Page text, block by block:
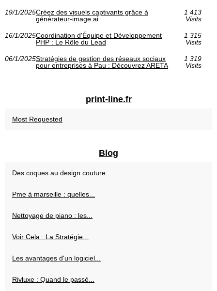
19/1/2025Créez des visuels captivants grâce à
générateur-image.ai
1 413
Visits
16/1/2025Coordination d'Équipe et Développement
PHP : Le Rôle du Lead
1 315
Visits
06/1/2025Stratégies de gestion des réseaux sociaux
pour entreprises à Pau : Découvrez ARETA
1 319
Visits
print-line.fr
Most Requested
Blog
Des coques au design couture...
Pme à marseille : quelles...
Nettoyage de piano : les...
Voir Cela : La Stratégie...
Les avantages d'un logiciel...
Rivluxe : Quand le passé...